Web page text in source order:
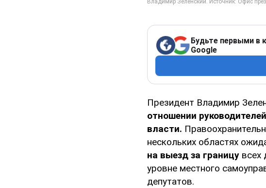
Будьте первыми в
Google
Президент Владимир
отношении
власти.
нескольких областях
на выезд за границу всех
уровне местного
депутатов.